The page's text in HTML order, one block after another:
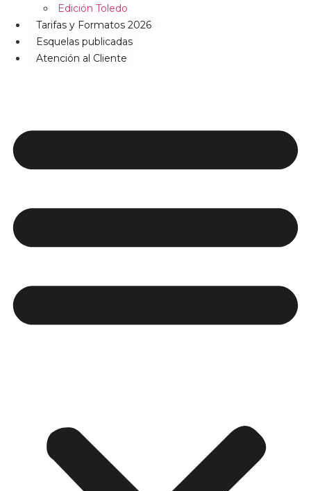
Edición Toledo
Tarifas y Formatos 2026
Esquelas publicadas
Atención al Cliente